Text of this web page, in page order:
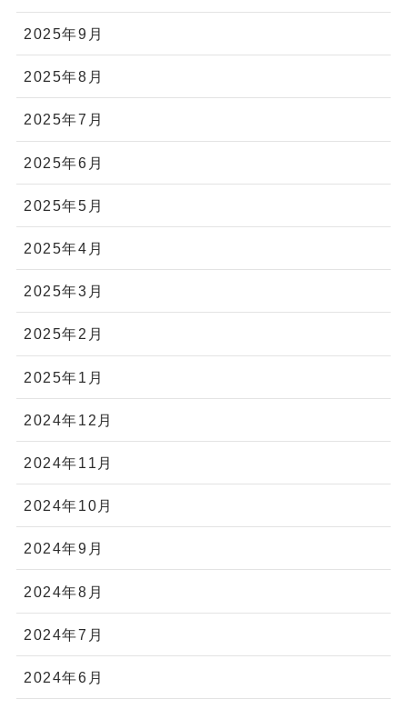
2025年9月
2025年8月
2025年7月
2025年6月
2025年5月
2025年4月
2025年3月
2025年2月
2025年1月
2024年12月
2024年11月
2024年10月
2024年9月
2024年8月
2024年7月
2024年6月